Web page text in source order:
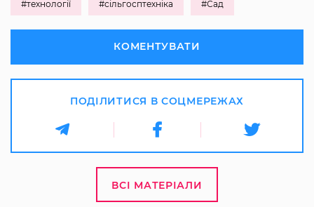
#технології #сільгосптехніка #Сад
КОМЕНТУВАТИ
ПОДІЛИТИСЯ В СОЦМЕРЕЖАХ
ВСІ МАТЕРІАЛИ